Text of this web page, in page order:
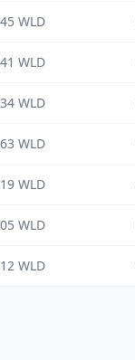
WLD
WLD
WLD
WLD
WLD
WLD
WLD